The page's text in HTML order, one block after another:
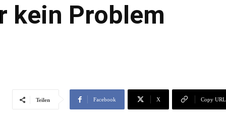
kein Problem
Teilen Facebook X Copy URL